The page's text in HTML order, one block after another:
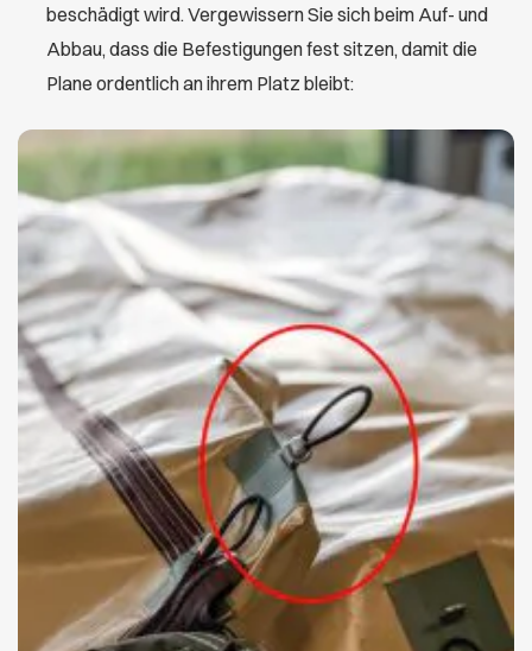
beschädigt wird. Vergewissern Sie sich beim Auf- und
Abbau, dass die Befestigungen fest sitzen, damit die
Plane ordentlich an ihrem Platz bleibt: